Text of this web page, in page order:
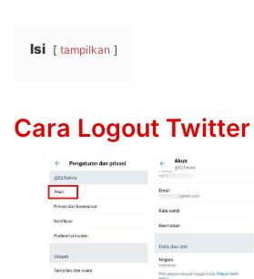
Isi tampilkan
Cara Logout Twitter